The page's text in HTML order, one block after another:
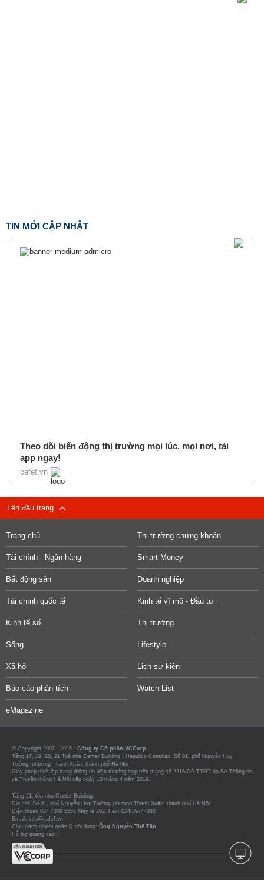
TIN MỚI CẬP NHẬT
Theo dõi biến động thị trường mọi lúc, mọi nơi, tải
app ngay!
cafef.vn
Lên đầu trang
Trang chủ Thị trường chứng khoán
Tài chính - Ngân hàng Smart Money
Bất động sản Doanh nghiệp
Tài chính quốc tế Kinh tế vĩ mô - Đầu tư
Kinh tế số Thị trường
Sống Lifestyle
Xã hội Lịch sự kiện
Báo cáo phân tích Watch List
eMagazine
© Copyright 2007 - 2026 - Công ty Cổ phần VCCorp.
Tầng 17, 19, 20, 21 Toà nhà Center Building - Hapulico Complex, Số 01, phố Nguyễn Huy
Tưởng, phường Thanh Xuân, thành phố Hà Nội
Giấy phép thiết lập trang thông tin điện tử tổng hợp trên mạng số 2216/GP-TTĐT do Sở Thông tin
và Truyền thông Hà Nội cấp ngày 10 tháng 4 năm 2019.
Tầng 21, tòa nhà Center Building.
Địa chỉ: Số 01, phố Nguyễn Huy Tưởng, phường Thanh Xuân, thành phố Hà Nội
Điện thoại: 024 7309 5555 Máy lẻ 292. Fax: 024-39744082
Email: info@cafef.vn
Chịu trách nhiệm quản lý nội dung: Ông Nguyễn Thế Tân
Hỗ trợ quảng cáo :